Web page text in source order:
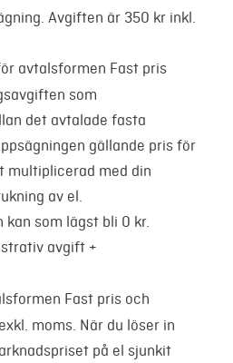
Avgiften är 350 kr inkl.
avtalsformen Fast pris
som
det avtalade fasta
gällande pris för
multiplicerad med din
av el.
som lägst bli 0 kr.
avgift +
Fast pris och
moms. När du löser in
på el sjunkit